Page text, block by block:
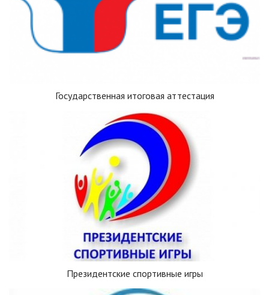
Государственная итоговая аттестация
Президентские спортивные игры